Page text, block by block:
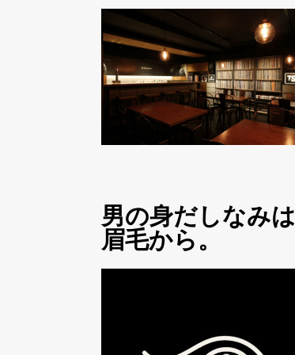
男の身だしなみは
眉毛から。